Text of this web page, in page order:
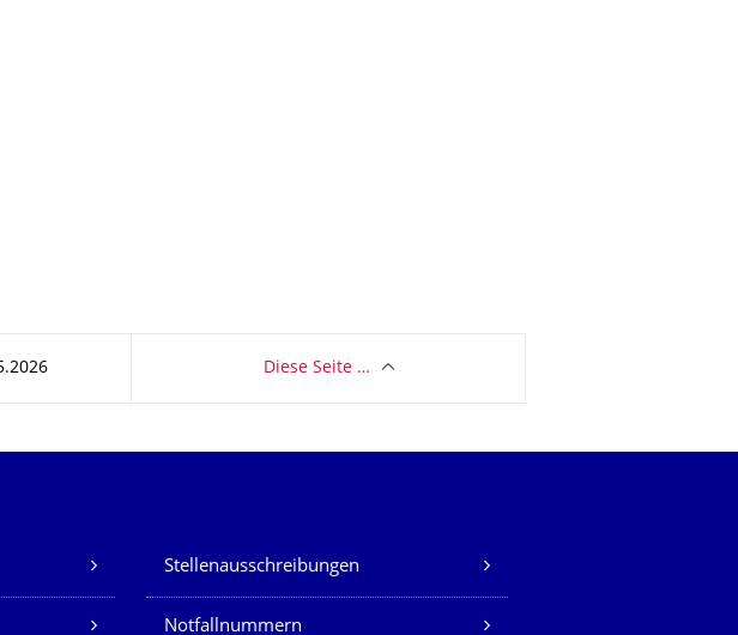
Diese Seite …
Stellenausschreibungen
Notfallnummern